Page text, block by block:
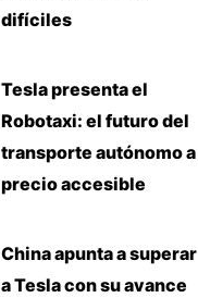
difíciles
Tesla presenta el
Robotaxi: el futuro del
transporte autónomo a
precio accesible
China apunta a superar
a Tesla con su avance